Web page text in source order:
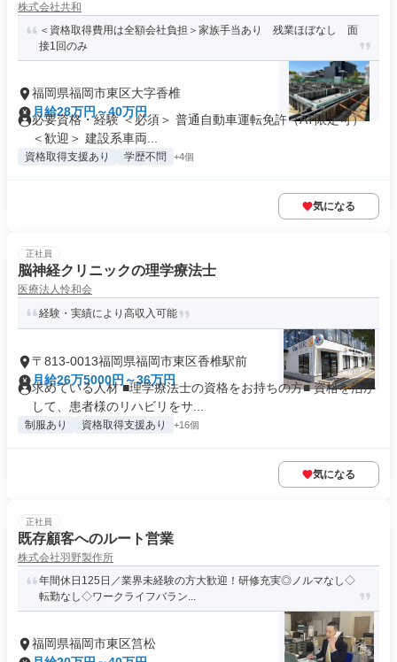
株式会社共和
＜資格取得費用は全額会社負担＞家族手当あり 残業ほぼなし 面
接1回のみ
福岡県福岡市東区大字香椎
月給28万円～40万円
必要資格・経験 ＜必須＞ 普通自動車運転免許（AT限定可）
＜歓迎＞ 建設系車両...
資格取得支援あり 学歴不問 +4個
気になる
正社員
脳神経クリニックの理学療法士
医療法人怜和会
経験・実績により高収入可能
〒813-0013福岡県福岡市東区香椎駅前
月給26万5000円～36万円
求めている人材 ■理学療法士の資格をお持ちの方■ 資格を活か
して、患者様のリハビリをサ...
制服あり 資格取得支援あり +16個
気になる
正社員
既存顧客へのルート営業
株式会社羽野製作所
年間休日125日／業界未経験の方大歓迎！研修充実◎ノルマなし◇
転勤なし◇ワークライフバラン...
福岡県福岡市東区筥松